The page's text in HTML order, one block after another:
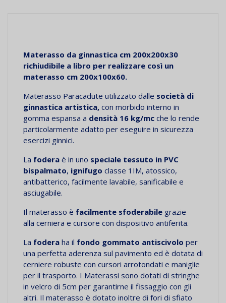
Materasso da ginnastica cm 200x200x30
richiudibile a libro per realizzare così un
materasso cm 200x100x60.
Materasso Paracadute utilizzato dalle società di
ginnastica artistica, con morbido interno in
gomma espansa a densità 16 kg/mc che lo rende
particolarmente adatto per eseguire in sicurezza
esercizi ginnici.
La fodera è in uno speciale tessuto in PVC
bispalmato, ignifugo classe 1IM, atossico,
antibatterico, facilmente lavabile, sanificabile e
asciugabile.
Il materasso è facilmente sfoderabile grazie
alla cerniera e cursore con dispositivo antiferita.
La fodera ha il fondo gommato antiscivolo per
una perfetta aderenza sul pavimento ed è dotata di
cerniere robuste con cursori arrotondati e maniglie
per il trasporto. I Materassi sono dotati di stringhe
in velcro di 5cm per garantirne il fissaggio con gli
altri. Il materasso è dotato inoltre di fori di sfiato